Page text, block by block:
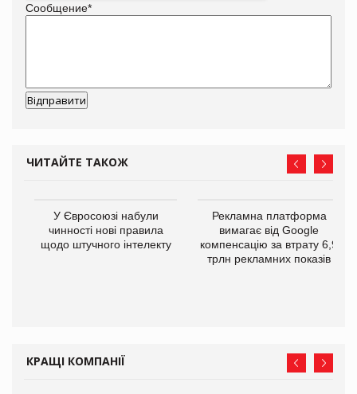
Сообщение*
ЧИТАЙТЕ ТАКОЖ
У Євросоюзі набули
чинності нові правила
щодо штучного інтелекту
Рекламна платформа
вимагає від Google
компенсацію за втрату 6,9
трлн рекламних показів
КРАЩІ КОМПАНІЇ